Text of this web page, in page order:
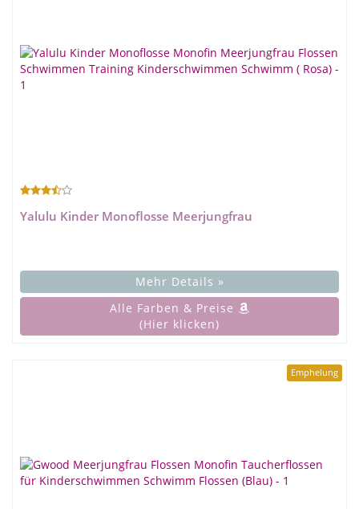
Yalulu Kinder Monoflosse Meerjungfrau
Mehr Details »
Alle Farben & Preise
(Hier klicken)
Emphelung